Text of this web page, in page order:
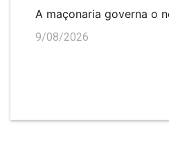
A maçonaria governa o
9/08/2026